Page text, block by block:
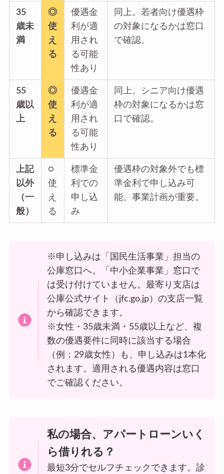
35
歳未
満
◎
使
え
る
優遇金
利が適
用され
る可能
性あり
同上。若者向け優遇枠
の対象になるかは窓口
で確認。
55
歳以
上
◎
使
え
る
優遇金
利が適
用され
る可能
性あり
同上。シニア向け優遇
枠の対象になるかは窓
口で確認。
上記
以外
（一
般）
○
使
え
る
標準金
利での
申し込
み
優遇枠の対象外でも標
準金利で申し込み可
能。事業計画が重要。
※申し込みは「国民生活事業」担当の
公庫窓口へ。「中小企業事業」窓口で
は受け付けていません。最寄り支店は
公庫公式サイト（jfc.go.jp）の支店一覧
から確認できます。
※女性・35歳未満・55歳以上など、複
数の優遇要件に同時に該当する場合
（例：29歳女性）も、申し込みは1本化
されます。適用される優遇内容は窓口
でご確認ください。
私の場合、アパートローンいく
ら借りれる？
最短3分でセルフチェックできます。診